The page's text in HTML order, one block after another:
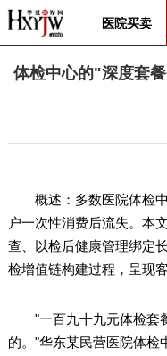
医院买卖
体检中心的"深度套
概述：多数医院体检中
户一次性消费后流失。本
查、以检后健康管理绑定
检增值链构建过程，呈现
"一百九十九元体检套
的。"华东某民营医院体检